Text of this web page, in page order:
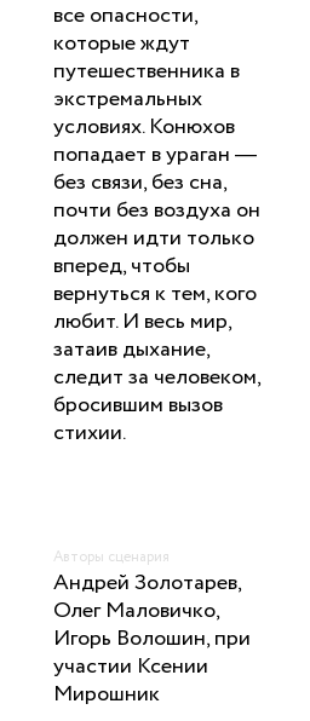
все опасности,
которые ждут
путешественника в
экстремальных
условиях. Конюхов
попадает в ураган —
без связи, без сна,
почти без воздуха он
должен идти только
вперед, чтобы
вернуться к тем, кого
любит. И весь мир,
затаив дыхание,
следит за человеком,
бросившим вызов
стихии.
Авторы сценария
Андрей Золотарев,
Олег Маловичко,
Игорь Волошин, при
участии Ксении
Мирошник